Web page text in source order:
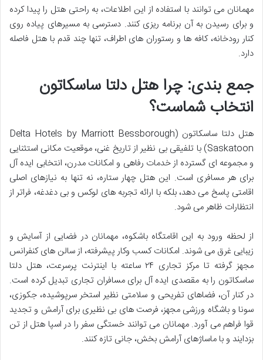
مهمانان می توانند با استفاده از این اطلاعات، به راحتی هتل را پیدا کرده
و برای رسیدن به آن برنامه ریزی کنند. دسترسی به مسیرهای پیاده روی
کنار رودخانه، کافه ها و رستوران های اطراف، تنها چند قدم با هتل فاصله
دارد.
جمع بندی: چرا هتل دلتا ساسکاتون
انتخاب شماست؟
هتل دلتا ساسکاتون (Delta Hotels by Marriott Bessborough
Saskatoon) با تلفیقی بی نظیر از تاریخ غنی، موقعیت مکانی استثنایی
و مجموعه ای گسترده از خدمات رفاهی و امکانات مدرن، انتخابی ایده آل
برای هر مسافری است. این هتل چهار ستاره، نه تنها به نیازهای اصلی
اقامتی پاسخ می دهد، بلکه با ارائه تجربه های لوکس و بی دغدغه، فراتر از
انتظارات ظاهر می شود.
از لحظه ورود به این اقامتگاه باشکوه، مهمانان در فضایی از آسایش و
زیبایی غرق می شوند. امکانات کسب وکار پیشرفته، از سالن های کنفرانس
مجهز گرفته تا مرکز تجاری ۲۴ ساعته با اینترنت پرسرعت، هتل دلتا
ساسکاتون را به مقصدی ایده آل برای مسافران تجاری تبدیل کرده است.
در کنار آن، فضاهای تفریحی و سلامتی نظیر استخر سرپوشیده، جکوزی،
سونا و باشگاه ورزشی مجهز، فرصت های بی نظیری برای آرامش و تجدید
قوا فراهم می آورد. مهمانان می توانند خستگی سفر را در اسپا هتل از تن
بزدایند و با ماساژهای آرامش بخش، جانی تازه کنند.